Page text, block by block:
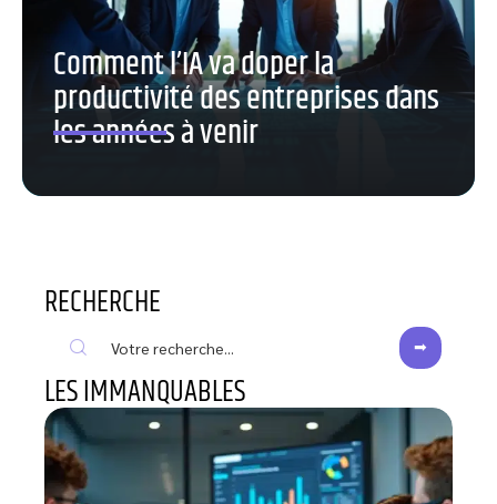
Comment l’IA va doper la
productivité des entreprises dans
les années à venir
RECHERCHE
LES IMMANQUABLES